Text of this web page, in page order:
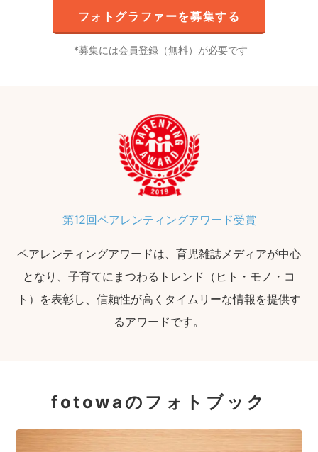
フォトグラファーを募集する
募集には会員登録（無料）が必要です
第12回ペアレンティングアワード受賞
ペアレンティングアワードは、育児雑誌メディアが中心
となり、子育てにまつわるトレンド（ヒト・モノ・コ
ト）を表彰し、信頼性が高くタイムリーな情報を提供す
るアワードです。
fotowaのフォトブック